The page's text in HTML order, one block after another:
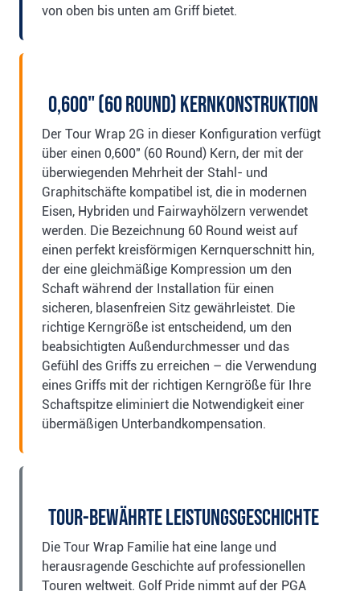
von oben bis unten am Griff bietet.
0,600" (60 Round) Kernkonstruktion
Der Tour Wrap 2G in dieser Konfiguration verfügt
über einen 0,600" (60 Round) Kern, der mit der
überwiegenden Mehrheit der Stahl- und
Graphitschäfte kompatibel ist, die in modernen
Eisen, Hybriden und Fairwayhölzern verwendet
werden. Die Bezeichnung 60 Round weist auf
einen perfekt kreisförmigen Kernquerschnitt hin,
der eine gleichmäßige Kompression um den
Schaft während der Installation für einen
sicheren, blasenfreien Sitz gewährleistet. Die
richtige Kerngröße ist entscheidend, um den
beabsichtigten Außendurchmesser und das
Gefühl des Griffs zu erreichen – die Verwendung
eines Griffs mit der richtigen Kerngröße für Ihre
Schaftspitze eliminiert die Notwendigkeit einer
übermäßigen Unterbandkompensation.
Tour-bewährte Leistungsgeschichte
Die Tour Wrap Familie hat eine lange und
herausragende Geschichte auf professionellen
Touren weltweit. Golf Pride nimmt auf der PGA